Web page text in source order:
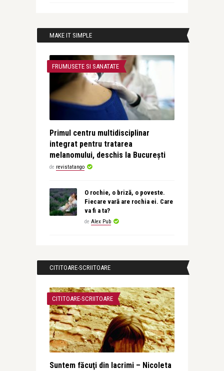
MAKE IT SIMPLE
FRUMUSETE SI SANATATE
Primul centru multidisciplinar
integrat pentru tratarea
melanomului, deschis la București
de revistatango
O rochie, o briză, o poveste.
Fiecare vară are rochia ei. Care
va fi a ta?
de Alex Pub
CITITOARE-SCRIITOARE
CITITOARE-SCRIITOARE
Suntem făcuţi din lacrimi – Nicoleta